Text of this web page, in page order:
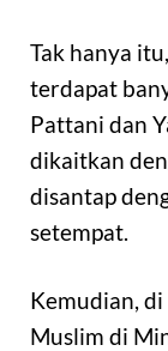
Tak hanya
terdapat
Pattani dan
dikaitkan
disantap
setempat.
Kemudian,
Muslim di